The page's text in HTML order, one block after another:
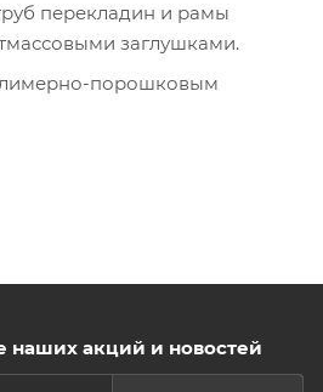
перекладин и рамы
заглушками.
порошковым
наших акций и новостей